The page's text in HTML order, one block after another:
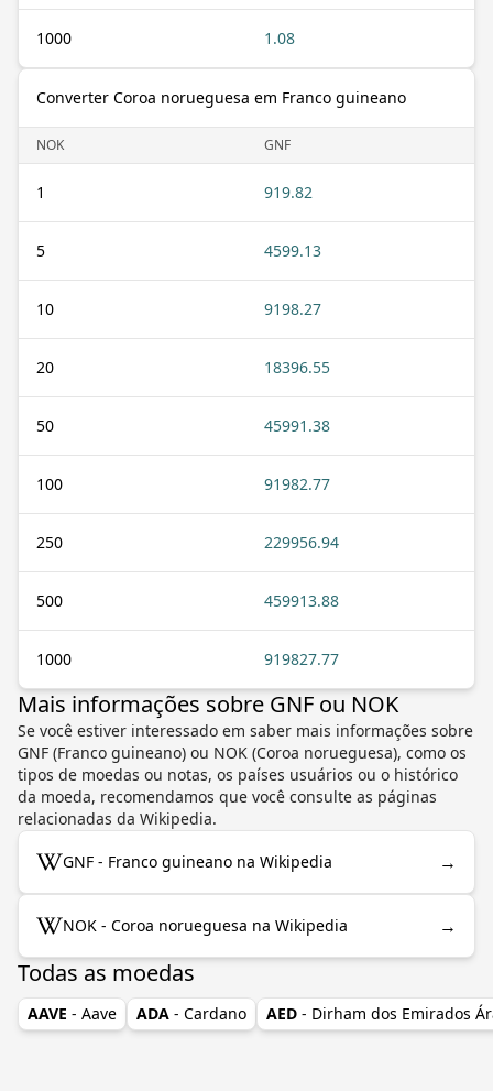
1000 1.08
Converter Coroa norueguesa em Franco guineano
NOK GNF
1 919.82
5 4599.13
10 9198.27
20 18396.55
50 45991.38
100 91982.77
250 229956.94
500 459913.88
1000 919827.77
Mais informações sobre GNF ou NOK
Se você estiver interessado em saber mais informações sobre
GNF (Franco guineano) ou NOK (Coroa norueguesa), como os
tipos de moedas ou notas, os países usuários ou o histórico
da moeda, recomendamos que você consulte as páginas
relacionadas da Wikipedia.
GNF - Franco guineano na Wikipedia →
NOK - Coroa norueguesa na Wikipedia →
Todas as moedas
AAVE - Aave ADA - Cardano AED - Dirham dos Emirados